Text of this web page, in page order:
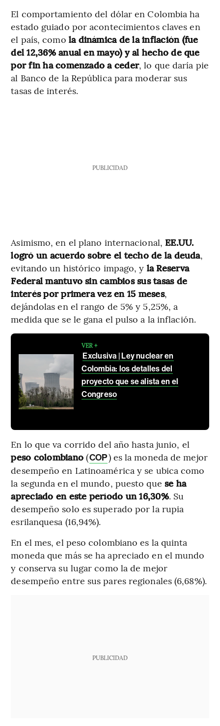
El comportamiento del dólar en Colombia ha
estado guiado por acontecimientos claves en
el país, como la dinámica de la inflación (fue
del 12,36% anual en mayo) y al hecho de que
por fin ha comenzado a ceder, lo que daría pie
al Banco de la República para moderar sus
tasas de interés.
PUBLICIDAD
Asimismo, en el plano internacional, EE.UU.
logró un acuerdo sobre el techo de la deuda,
evitando un histórico impago, y la Reserva
Federal mantuvo sin cambios sus tasas de
interés por primera vez en 15 meses,
dejándolas en el rango de 5% y 5,25%, a
medida que se le gana el pulso a la inflación.
VER +
Exclusiva | Ley nuclear en
Colombia: los detalles del
proyecto que se alista en el
Congreso
En lo que va corrido del año hasta junio, el
peso colombiano (COP) es la moneda de mejor
desempeño en Latinoamérica y se ubica como
la segunda en el mundo, puesto que se ha
apreciado en este período un 16,30%. Su
desempeño solo es superado por la rupia
esrilanquesa (16,94%).
En el mes, el peso colombiano es la quinta
moneda que más se ha apreciado en el mundo
y conserva su lugar como la de mejor
desempeño entre sus pares regionales (6,68%).
PUBLICIDAD